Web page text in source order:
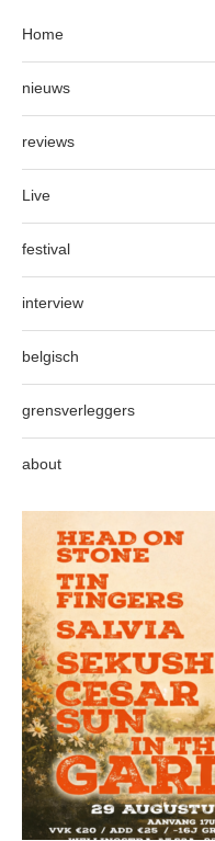
Home
nieuws
reviews
Live
festival
interview
belgisch
grensverleggers
about